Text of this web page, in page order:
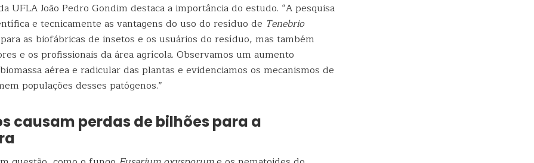
UFLA João Pedro Gondim destaca a importância do estudo. “A pesquisa
e tecnicamente as vantagens do uso do resíduo de Tenebrio
as biofábricas de insetos e os usuários do resíduo, mas também
e os profissionais da área agrícola. Observamos um aumento
aérea e radicular das plantas e evidenciamos os mecanismos de
populações desses patógenos.”
causam perdas de bilhões para a